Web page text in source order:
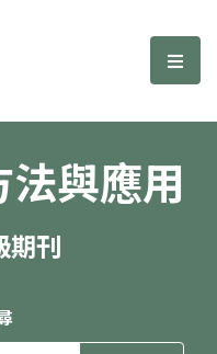
用期刊 選
與應用
期刊